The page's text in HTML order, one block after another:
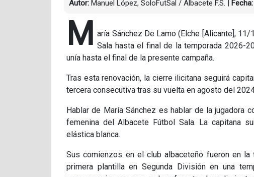
Autor: Manuel López, SoloFutSal / Albacete F.S. Fecha:
M aría Sánchez De Lamo (Elche [Alicante],
Sala hasta el final de la temporada 2026-
unía hasta el final de la presente campaña.
Tras esta renovación, la cierre ilicitana seguirá
tercera consecutiva tras su vuelta en agosto del
Hablar de María Sánchez es hablar de la
femenina del Albacete Fútbol Sala. La capitana
elástica blanca.
Sus comienzos en el club albaceteño fueron en
primera plantilla en Segunda División en una